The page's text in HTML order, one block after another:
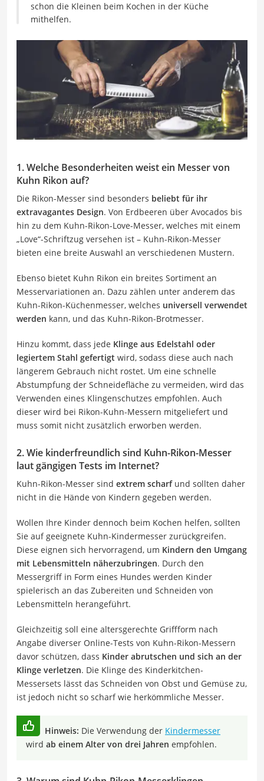
schon die Kleinen beim Kochen in der Küche
mithelfen.
1. Welche Besonderheiten weist ein Messer von
Kuhn Rikon auf?
Die Rikon-Messer sind besonders beliebt für ihr
extravagantes Design. Von Erdbeeren über Avocados bis
hin zu dem Kuhn-Rikon-Love-Messer, welches mit einem
„Love“-Schriftzug versehen ist – Kuhn-Rikon-Messer
bieten eine breite Auswahl an verschiedenen Mustern.
Ebenso bietet Kuhn Rikon ein breites Sortiment an
Messervariationen an. Dazu zählen unter anderem das
Kuhn-Rikon-Küchenmesser, welches universell verwendet
werden kann, und das Kuhn-Rikon-Brotmesser.
Hinzu kommt, dass jede Klinge aus Edelstahl oder
legiertem Stahl gefertigt wird, sodass diese auch nach
längerem Gebrauch nicht rostet. Um eine schnelle
Abstumpfung der Schneidefläche zu vermeiden, wird das
Verwenden eines Klingenschutzes empfohlen. Auch
dieser wird bei Rikon-Kuhn-Messern mitgeliefert und
muss somit nicht zusätzlich erworben werden.
2. Wie kinderfreundlich sind Kuhn-Rikon-Messer
laut gängigen Tests im Internet?
Kuhn-Rikon-Messer sind extrem scharfund sollten daher
nicht in die Hände von Kindern gegeben werden.
Wollen Ihre Kinder dennoch beim Kochen helfen, sollten
Sie auf geeignete Kuhn-Kindermesser zurückgreifen.
Diese eignen sich hervorragend, um Kindern den Umgang
mit Lebensmitteln näherzubringen. Durch den
Messergriff in Form eines Hundes werden Kinder
spielerisch an das Zubereiten und Schneiden von
Lebensmitteln herangeführt.
Gleichzeitig soll eine altersgerechte Griffform nach
Angabe diverser Online-Tests von Kuhn-Rikon-Messern
davor schützen, dass Kinder abrutschen und sich an der
Klinge verletzen. Die Klinge des Kinderkitchen-
Messersets lässt das Schneiden von Obst und Gemüse zu,
ist jedoch nicht so scharf wie herkömmliche Messer.
Hinweis: Die Verwendung der Kindermesser
wird ab einem Alter von drei Jahren empfohlen.